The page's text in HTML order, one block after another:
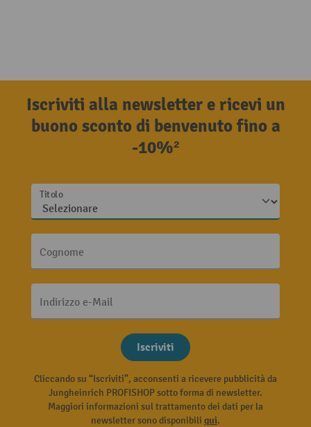
Iscriviti alla newsletter e ricevi un
buono sconto di benvenuto fino a
-10%²
Titolo
Cognome
Indirizzo e-Mail
Iscriviti
Cliccando su “Iscriviti”, acconsenti a ricevere pubblicità da
Jungheinrich PROFISHOP sotto forma di newsletter.
Maggiori informazioni sul trattamento dei dati per la
newsletter sono disponibili qui.